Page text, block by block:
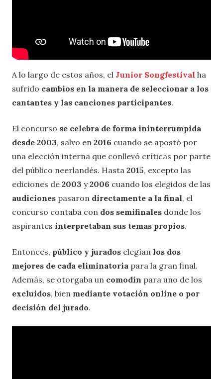
A lo largo de estos años, el Junior Songfestival ha
sufrido cambios en la manera de seleccionar a los
cantantes y las canciones participantes.
El concurso se celebra de forma ininterrumpida
desde 2003, salvo en 2016 cuando se apostó por
una elección interna que conllevó críticas por parte
del público neerlandés. Hasta 2015, excepto las
ediciones de 2003 y2006 cuando los elegidos de las
audiciones pasaron directamente a la final, el
concurso contaba con dos semifinales donde los
aspirantes interpretaban sus temas propios.
Entonces, público y jurados elegían los dos
mejores de cada eliminatoria para la gran final.
Además, se otorgaba un comodín para uno de los
excluidos, bien mediante votación online o por
decisión del jurado.